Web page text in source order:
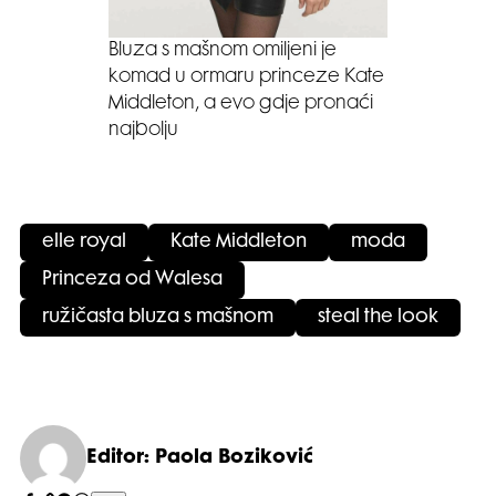
Bluza s mašnom omiljeni je
komad u ormaru princeze Kate
Middleton, a evo gdje pronaći
najbolju
elle royal Kate Middleton moda
Princeza od Walesa
ružičasta bluza s mašnom steal the look
Editor: Paola Boziković